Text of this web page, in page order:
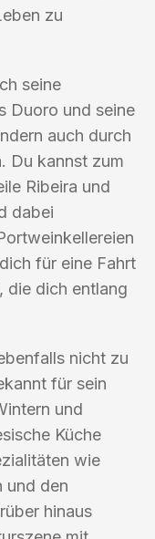
zu
seine
Duoro und seine
auch durch
Du kannst zum
Ribeira und
dabei
für eine Fahrt
die dich entlang
nicht zu
für sein
und
Küche
wie
und den
hinaus